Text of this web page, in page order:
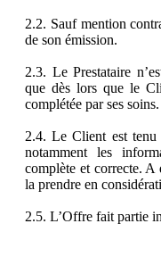
2.2. Sauf mention
de son émission.
2.3. Le Prestataire
que dès lors que le
complétée par ses soins.
2.4. Le Client est tenu
notamment les
complète et correcte. A
la prendre en
2.5. L’Offre fait partie